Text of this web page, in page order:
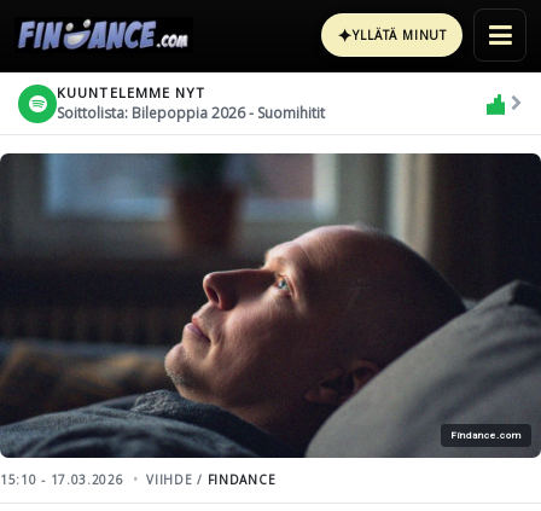
✦YLLÄTÄ MINUT
KUUNTELEMME NYT
Soittolista: Bilepoppia 2026 - Suomihitit
Findance.com
15:10 - 17.03.2026 VIIHDE / FINDANCE